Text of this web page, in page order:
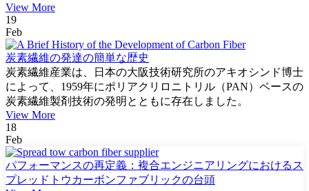
View More
19
Feb
炭素繊維の発達の簡単な歴史
炭素繊維産業は、日本の大阪技術研究所のアキオシンド博士
によって、1959年にポリアクリロニトリル（PAN）ベースの
炭素繊維製剤技術の発明とともに存在しました。
View More
18
Feb
パフォーマンスの再定義：複合エンジニアリングにおけるス
プレッドトウカーボンファブリックの台頭